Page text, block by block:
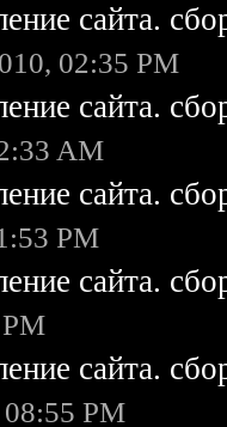
сайта.
02:35 PM
сайта.
AM
сайта.
PM
сайта.
сайта.
PM